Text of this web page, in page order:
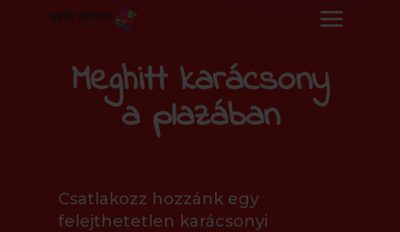
Meghitt karácsony
a plazában
Csatlakozz hozzánk egy
felejthetetlen karácsonyi